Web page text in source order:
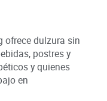
ofrece dulzura sin
postres y
y quienes
en